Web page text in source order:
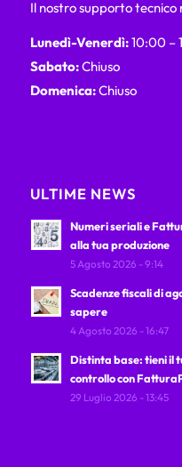
Il nostro supporto tecnico
Lunedì-Venerdì:10:00 –
Sabato:Chiuso
Domenica:Chiuso
ULTIME NEWS
Numeri seriali e
alla tua produzione
5 Agosto 2026 - 9:14
Scadenze fiscali di
sapere
4 Agosto 2026 - 16:47
Distinta base: tieni il
controllo con
29 Luglio 2026 - 13:45